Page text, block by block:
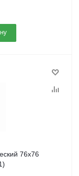
76х76